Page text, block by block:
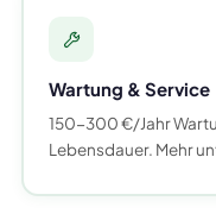
Wartung & Service
150-300 €/Jahr
Lebensdauer. Mehr